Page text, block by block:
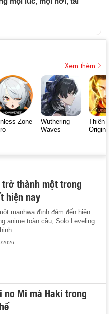
Xem thêm
Zone
Wuthering
Waves
Thiên
Origin
thành một trong
hiện nay
manhwa đình đám đến hiện
anime toàn cầu, Solo Leveling
...
2026
no Mi mà Haki trong